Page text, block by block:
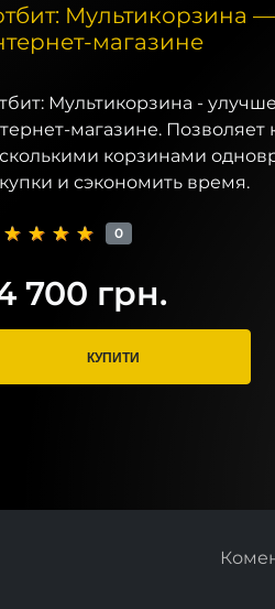
Мультикорзина
магазине
Мультикорзина -
магазине. Позволяет
корзинами
и сэкономить время.
0
700 грн.
КУПИТИ